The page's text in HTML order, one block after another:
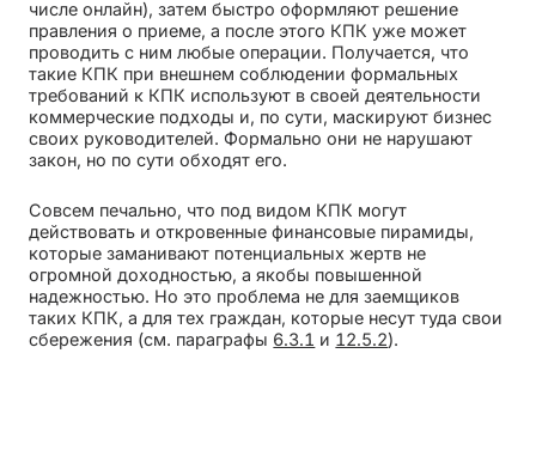
числе онлайн), затем быстро оформляют решение
правления о приеме, а после этого КПК уже может
проводить с ним любые операции. Получается, что
такие КПК при внешнем соблюдении формальных
требований к КПК используют в своей деятельности
коммерческие подходы и, по сути, маскируют бизнес
своих руководителей. Формально они не нарушают
закон, но по сути обходят его.
Совсем печально, что под видом КПК могут
действовать и откровенные финансовые пирамиды,
которые заманивают потенциальных жертв не
огромной доходностью, а якобы повышенной
надежностью. Но это проблема не для заемщиков
таких КПК, а для тех граждан, которые несут туда свои
сбережения (см. параграфы 6.3.1 и 12.5.2).